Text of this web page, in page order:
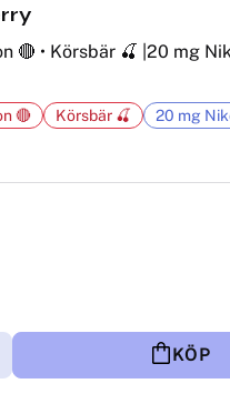
🔴 • Körsbär 🍒 |20 mg
KÖP
🔴 Körsbär 🍒
20 mg